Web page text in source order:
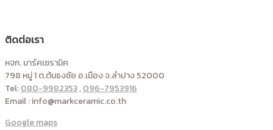
ติดต่อเรา
หจก. มาร์คเซรามิค
798 หมู่ 1 ต.ต้นธงชัย อ.เมือง จ.ลำปาง 52000
Tel:080-9982353,096-7953916
Email : info@markceramic.co.th
Google maps